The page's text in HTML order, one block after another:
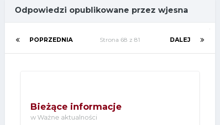
Odpowiedzi opublikowane przez wjesna
POPRZEDNIA DALEJ
Strona 68 z 81
Bieżące informacje
wWażne aktualności